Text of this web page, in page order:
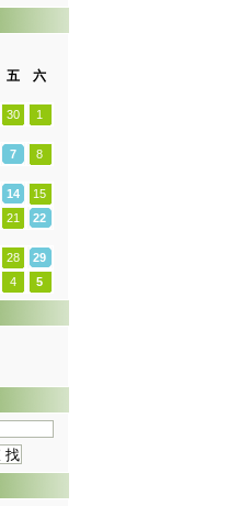
五 六
30
1
7
8
14
15
21
22
28
29
4 5